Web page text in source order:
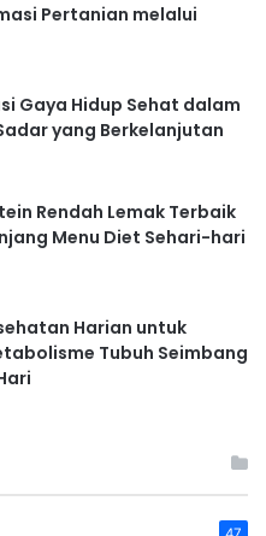
Pertanian melalui
Gaya Hidup Sehat dalam
yang Berkelanjutan
Rendah Lemak Terbaik
Menu Diet Sehari-hari
Harian untuk
Tubuh Seimbang